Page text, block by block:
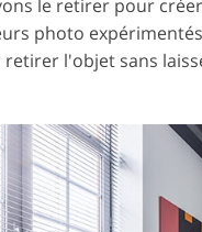
le retirer pour
photo
l'objet sans